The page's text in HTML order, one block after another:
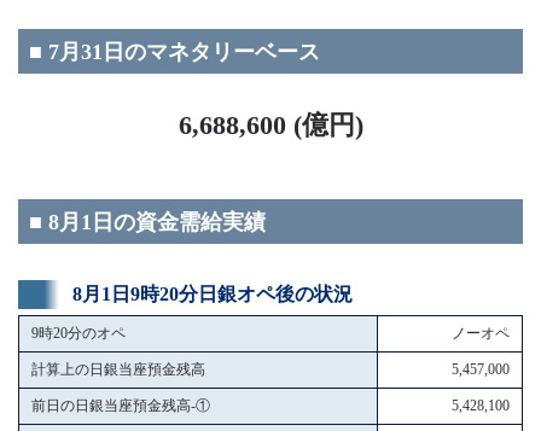
■ 7月31日のマネタリーベース
6,688,600 (億円)
■ 8月1日の資金需給実績
8月1日9時20分日銀オペ後の状況
9時20分のオペ ノーオペ
計算上の日銀当座預金残高 5,457,000
前日の日銀当座預金残高-① 5,428,100